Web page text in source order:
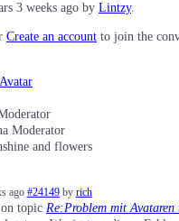
3 weeks ago by Lintzy.
Create an account to join the
and flowers
ago #24149 by rich
on topic Re:Problem mit Avataren